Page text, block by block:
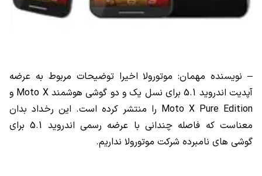
– نویسنده مهمان: موتورولا اخیرا توضیحات مربوط به عرضه
آپدیت اندروید 5.1 برای نسل یک و دو گوشی هوشمند Moto X و
Moto X Pure Edition را منتشر کرده است. این رخداد بدان
معناست که فاصله چندانی با عرضه رسمی اندروید 5.1 برای
گوشی های نامبرده شرکت موتورولا نداریم.